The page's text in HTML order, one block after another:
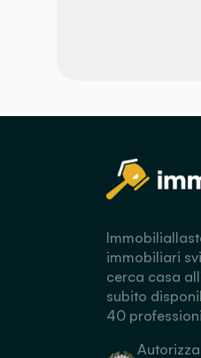
immobiliari
cerca casa
subito
40